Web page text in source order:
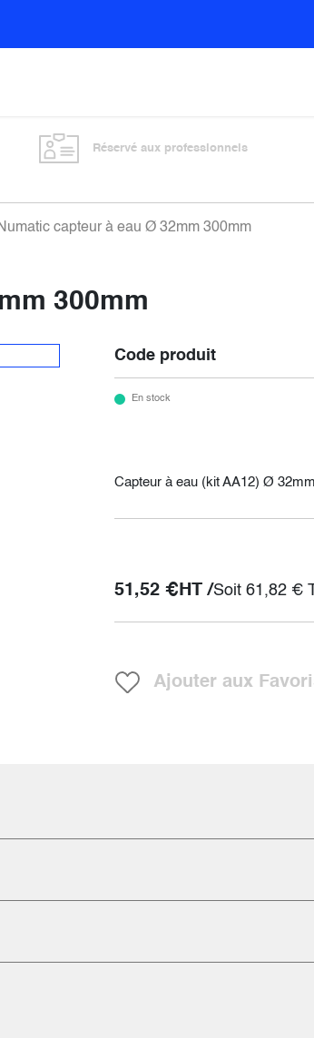
Réservé aux professionnels
capteur à eau Ø 32mm 300mm
300mm
Code produit
En stock
Capteur à eau (kit AA12) Ø
51,52€ HT /Soit 61,82€
Ajouter aux